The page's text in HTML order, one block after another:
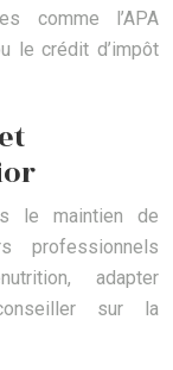
comme l’APA
le crédit d’impôt
le maintien de
professionnels
adapter
sur la